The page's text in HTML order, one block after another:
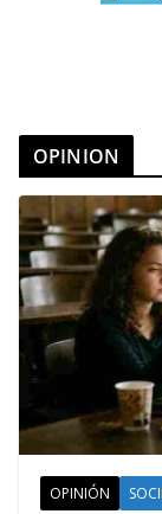
OPINION
OPINIÓN